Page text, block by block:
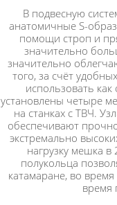
В подвесную
анатомичные S-
помощи строп и
значительно
значительно
того, за счёт
использовать
установлены четыре
на станках с ТВЧ.
обеспечивают
экстремально
нагрузку мешка в
полукольца
катамаране, во
время